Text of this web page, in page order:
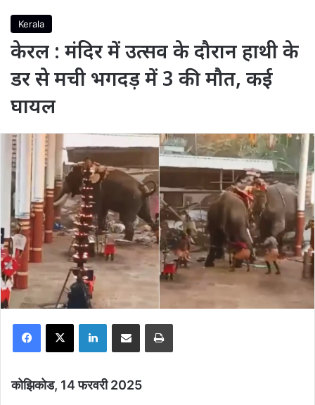
Kerala
केरल : मंदिर में उत्सव के दौरान हाथी के
डर से मची भगदड़ में 3 की मौत, कई
घायल
Facebook
X LinkedInShare via Email Print
कोझिकोड, 14 फरवरी 2025